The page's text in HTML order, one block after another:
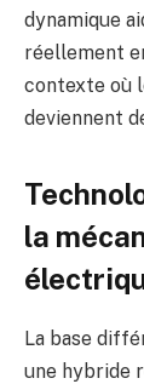
dynamique
réellement
contexte où
deviennent
la
La base
une hybride